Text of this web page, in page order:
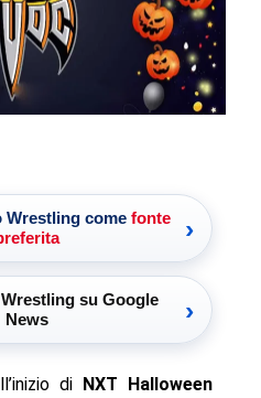
Wrestling come fonte
›
su Google
News
›
di
NXT Halloween